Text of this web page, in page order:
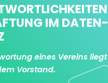
IM DATEN­
eines Vereins liegt
Vorstand.